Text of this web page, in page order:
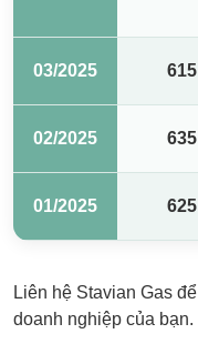
03/2025 615
02/2025 635
01/2025 625
Liên hệ Stavian Gas
doanh nghiệp của bạn.